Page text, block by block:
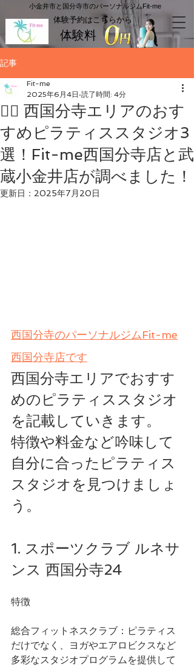
​体験予約はこちらから
体験料
​小金井市と国分寺市のパーソナルジムFit-me
記事
🧘‍♀️ 西国分寺エリアのおす
すめピラティススタジオ3
選！Fit-me西国分寺店と武
蔵小金井店が調べました！
Fit-me
2025年6月4日 読了時間: 4分
更新日： 2025年7月20日
西国分寺のパーソナルジムFit-me
西国分寺店です
西国分寺エリアでおすす
めのピラティススタジオ
を記載していきます。
特徴や料金など吟味して
自分に合ったピラティス
スタジオを見つけましょ
う。
1. スポーツクラブ ルネサ
ンス 西国分寺24
特徴
総合フィットネスクラブ：ピラティス
だけでなく、ヨガやエアロビクスなど
多彩なスタジオプログラムを提供して